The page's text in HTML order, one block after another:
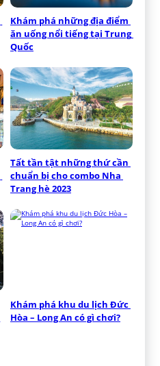
Khám phá những địa điểm
ăn uống nổi tiếng tại Trung
Quốc
Tất tần tật những thứ cần
chuẩn bị cho combo Nha
Trang hè 2023
Khám phá khu du lịch Đức
Hòa – Long An có gì chơi?